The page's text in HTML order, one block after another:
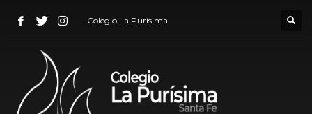
Colegio La Purísima